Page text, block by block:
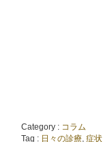
Category : コラム
Tag : 日々の診療, 症状